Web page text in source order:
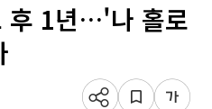
후 1년…'나 홀로